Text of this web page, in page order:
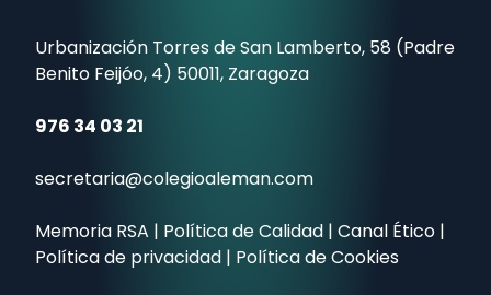
Urbanización Torres de San Lamberto, 58 (Padre
Benito Feijóo, 4) 50011, Zaragoza
976 34 03 21
secretaria@colegioaleman.com
Memoria RSA | Política de Calidad | Canal Ético |
Política de privacidad | Política de Cookies